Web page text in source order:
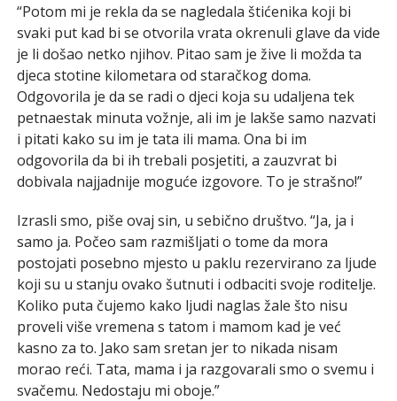
“Potom mi je rekla da se nagledala štićenika koji bi
svaki put kad bi se otvorila vrata okrenuli glave da vide
je li došao netko njihov. Pitao sam je žive li možda ta
djeca stotine kilometara od staračkog doma.
Odgovorila je da se radi o djeci koja su udaljena tek
petnaestak minuta vožnje, ali im je lakše samo nazvati
i pitati kako su im je tata ili mama. Ona bi im
odgovorila da bi ih trebali posjetiti, a zauzvrat bi
dobivala najjadnije moguće izgovore. To je strašno!”
Izrasli smo, piše ovaj sin, u sebično društvo. “Ja, ja i
samo ja. Počeo sam razmišljati o tome da mora
postojati posebno mjesto u paklu rezervirano za ljude
koji su u stanju ovako šutnuti i odbaciti svoje roditelje.
Koliko puta čujemo kako ljudi naglas žale što nisu
proveli više vremena s tatom i mamom kad je već
kasno za to. Jako sam sretan jer to nikada nisam
morao reći. Tata, mama i ja razgovarali smo o svemu i
svačemu. Nedostaju mi oboje.”